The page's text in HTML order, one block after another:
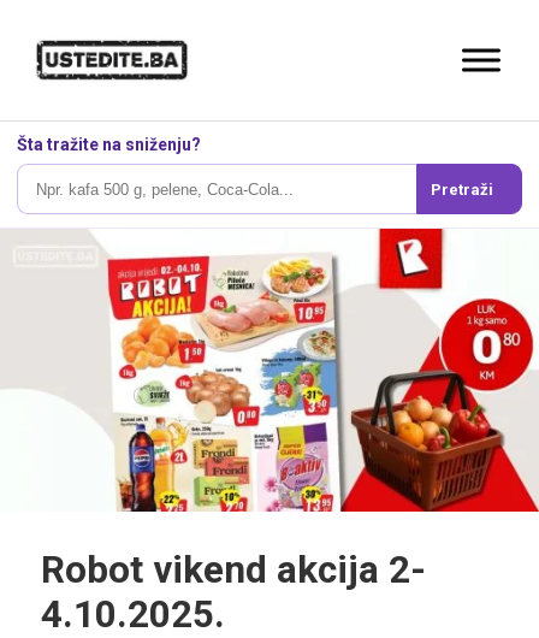
Šta tražite na sniženju?
Pretraži
Robot vikend akcija 2-
4.10.2025.